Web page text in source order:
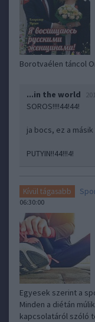
Borotvaélen táncol
...in the world
SOROS!!!!44!44!
ja bocs, ez a
PUTYIN!!44!!!4!
Kívül tágasabb
06:30:00
Egyesek szerint a
Minden a diétán
kapcsolatáról szóló